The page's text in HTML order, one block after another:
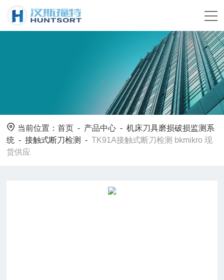
当前位置：首页 - 产品中心 -机床刀具磨损破损监测系
统 -接触式断刀检测 -TK91A接触式断刀检测 bkmikro 现
货供应